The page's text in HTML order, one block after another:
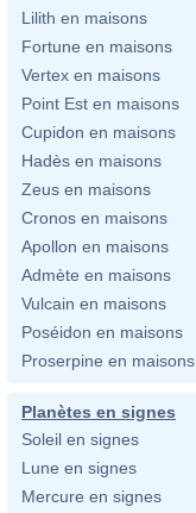
Lilith en maisons
Fortune en maisons
Vertex en maisons
Point Est en maisons
Cupidon en maisons
Hadès en maisons
Zeus en maisons
Cronos en maisons
Apollon en maisons
Admète en maisons
Vulcain en maisons
Poséidon en maisons
Proserpine en maisons
Planètes en signes
Soleil en signes
Lune en signes
Mercure en signes